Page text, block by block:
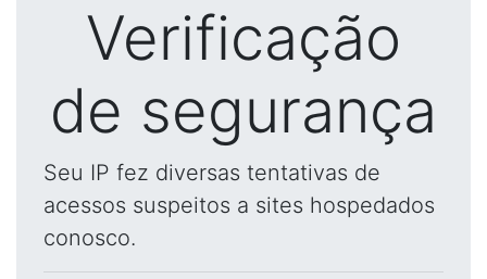
Verificação
de segurança
Seu IP fez diversas tentativas de
acessos suspeitos a sites hospedados
conosco.